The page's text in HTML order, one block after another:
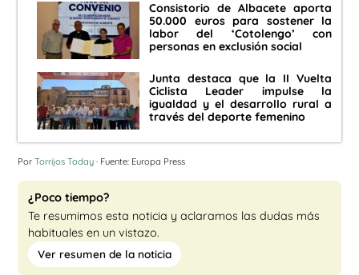
Consistorio de Albacete aporta
50.000 euros para sostener la
labor del ‘Cotolengo’ con
personas en exclusión social
Junta destaca que la II Vuelta
Ciclista Leader impulse la
igualdad y el desarrollo rural a
través del deporte femenino
Por Torrijos Today · Fuente: Europa Press
¿Poco tiempo?
Te resumimos esta noticia y aclaramos las dudas más
habituales en un vistazo.
Ver resumen de la noticia